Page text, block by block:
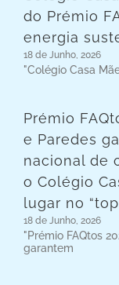
do Prémio
energia
18 de Junho, 2026
"Colégio Casa
Prémio
e Paredes
nacional de
o Colégio
lugar no
18 de Junho, 2026
"Prémio FAQtos
garantem